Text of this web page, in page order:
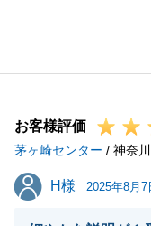
だったかと思い
おかげでスムーズ
またお力になれる
隣地の売却の件で
いますが、その際
お客様評価
茅ヶ崎センター / 神奈
H様
H様 2025年8月7